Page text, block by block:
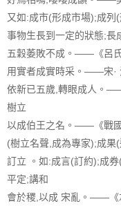
又如:成市(形成市場);成列
事物生長到一定的狀態;長
五穀萎敗不成。——《呂氏
用實者成實時采。——宋·
依新已五歲,轉眼成人。
樹立
以成伯王之名。——《戰國
(樹立名聲,成為專家);成果
訂立 。如:成言(訂約);成
平定;講和
會於稷,以成 宋亂。——《